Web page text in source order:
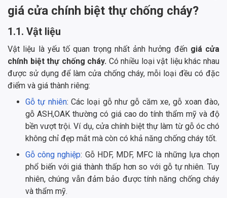
giá cửa chính biệt thự chống cháy?
1.1. Vật liệu
Vật liệu là yếu tố quan trọng nhất ảnh hưởng đến giá cửa
chính biệt thự chống cháy. Có nhiều loại vật liệu khác nhau
được sử dụng để làm cửa chống cháy, mỗi loại đều có đặc
điểm và giá thành riêng:
Gỗ tự nhiên: Các loại gỗ như gỗ căm xe, gỗ xoan đào,
gỗ ASH,OAK thường có giá cao do tính thẩm mỹ và độ
bền vượt trội. Ví dụ, cửa chính biệt thự làm từ gỗ óc chó
không chỉ đẹp mắt mà còn có khả năng chống cháy tốt.
Gỗ công nghiệp: Gỗ HDF, MDF, MFC là những lựa chọn
phổ biến với giá thành thấp hơn so với gỗ tự nhiên. Tuy
nhiên, chúng vẫn đảm bảo được tính năng chống cháy
và thẩm mỹ.